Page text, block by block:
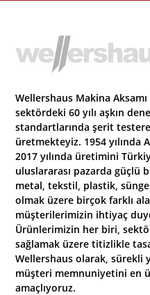
Wellershaus Makina
sektördeki 60 yılı aşkın
standartlarında şerit testere
üretmekteyiz. 1954 yılında
2017 yılında üretimini
uluslararası pazarda güçlü
metal, tekstil, plastik,
olmak üzere birçok farklı
müşterilerimizin ihtiyaç
Ürünlerimizin her biri,
sağlamak üzere titizlikle
Wellershaus olarak, sürekli
müşteri memnuniyetini en
amaçlıyoruz.